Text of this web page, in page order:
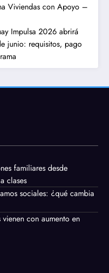
Viviendas con Apoyo –
Impulsa 2026 abrirá
junio: requisitos, pago
familiares desde
clases
sociales: ¿qué cambia
vienen con aumento en